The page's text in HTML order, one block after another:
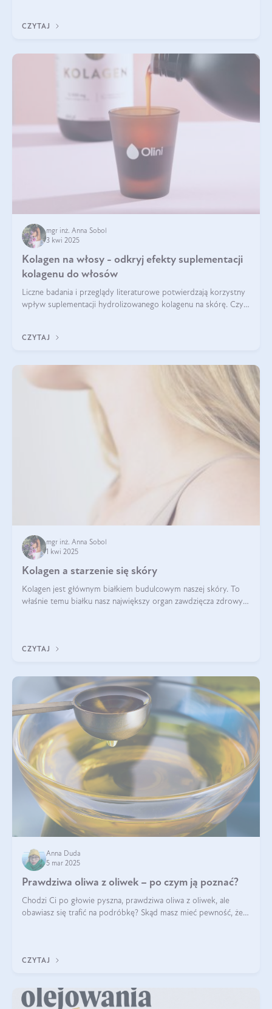
CZYTAJ
mgr inż. Anna Sobol
3 kwi 2025
Kolagen na włosy - odkryj efekty suplementacji
kolagenu do włosów
Liczne badania i przeglądy literaturowe potwierdzają korzystny
wpływ suplementacji hydrolizowanego kolagenu na skórę. Czy
CZYTAJ
mgr inż. Anna Sobol
1 kwi 2025
Kolagen a starzenie się skóry
Kolagen jest głównym białkiem budulcowym naszej skóry. To
właśnie temu białku nasz największy organ zawdzięcza zdrowy
CZYTAJ
Anna Duda
5 mar 2025
Prawdziwa oliwa z oliwek – po czym ją poznać?
Chodzi Ci po głowie pyszna, prawdziwa oliwa z oliwek, ale
obawiasz się trafić na podróbkę? Skąd masz mieć pewność, że
CZYTAJ